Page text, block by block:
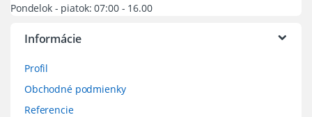
Pondelok - piatok: 07:00 - 16.00
Informácie
Profil
Obchodné podmienky
Referencie